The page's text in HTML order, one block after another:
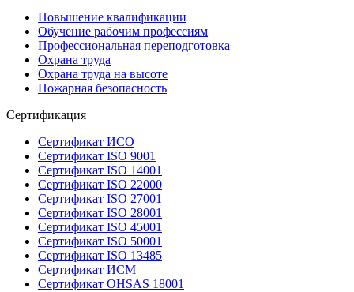
Повышение квалификации
Обучение рабочим профессиям
Профессиональная переподготовка
Охрана труда
Охрана труда на высоте
Пожарная безопасность
Сертификация
Сертификат ИСО
Сертификат ISO 9001
Сертификат ISO 14001
Сертификат ISO 22000
Сертификат ISO 27001
Сертификат ISO 28001
Сертификат ISO 45001
Сертификат ISO 50001
Сертификат ISO 13485
Сертификат ИСМ
Сертификат OHSAS 18001